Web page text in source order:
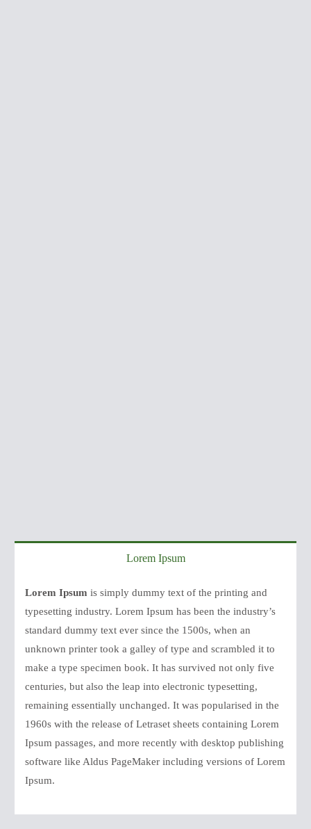
Lorem Ipsum
Lorem Ipsum is simply dummy text of the printing and
typesetting industry. Lorem Ipsum has been the industry’s
standard dummy text ever since the 1500s, when an
unknown printer took a galley of type and scrambled it to
make a type specimen book. It has survived not only five
centuries, but also the leap into electronic typesetting,
remaining essentially unchanged. It was popularised in the
1960s with the release of Letraset sheets containing Lorem
Ipsum passages, and more recently with desktop publishing
software like Aldus PageMaker including versions of Lorem
Ipsum.